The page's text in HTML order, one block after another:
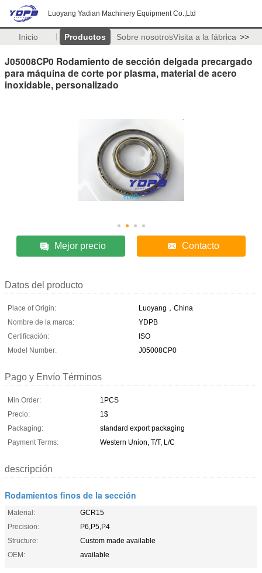
Luoyang Yadian Machinery Equipment Co.,Ltd
Inicio Productos Sobre nosotrosVisita a la fábrica >>
J05008CP0 Rodamiento de sección delgada precargado
para máquina de corte por plasma, material de acero
inoxidable, personalizado
Mejor precio Contacto
Datos del producto
Place of Origin:
Luoyang，China
Nombre de la marca:
YDPB
Certificación:
ISO
Model Number:
J05008CP0
Pago y Envío Términos
Min Order:
1PCS
Precio:
1$
Packaging:
standard export packaging
Payment Terms:
Western Union, T/T, L/C
descripción
Rodamientos finos de la sección
Material:
GCR15
Precision:
P6,P5,P4
Structure:
Custom made available
OEM:
available